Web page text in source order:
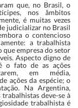
que, no Brasil, o
nos âmbitos
é muitas vezes
judicializar no Brasil
o contencioso
a trabalhista
que empresa do setor
Aspecto digno de
o fato de as ações
em média,
ações da espécie; o
Na Argentina,
deve-se à
trabalhista é